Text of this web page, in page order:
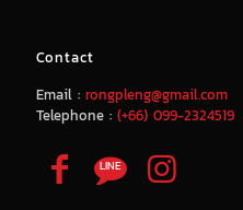
Contact
Email : rongpleng@gmail.com
Telephone : (+66) 099-2324519